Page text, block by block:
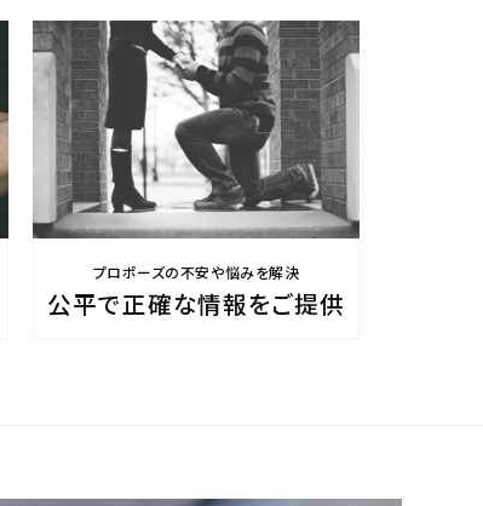
プロポーズの不安や悩みを解決
公平で正確な情報をご提供